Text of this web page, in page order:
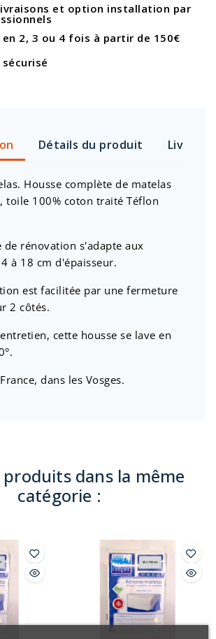
et option installation par
2, 3 ou 4 fois à partir de 150€
Détails du produit
Housse complète de matelas
toile 100% coton traité Téflon
de rénovation s'adapte aux
à 18 cm d'épaisseur.
est facilitée par une fermeture
2 côtés.
cette housse se lave en
dans les Vosges.
dans la même
catégorie :